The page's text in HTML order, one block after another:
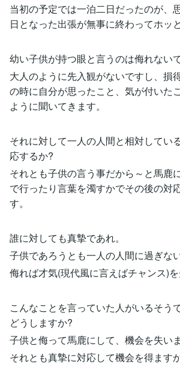
当初の予定では一泊二日だったのが、
日となった出張が無事に終わってホッ
幼い子供が持つ眼と言うのは侮れないで
大人のように先入観がないですし、損
の時に自分が思ったこと、気が付いた
ように聞いてきます。
それに対して一人の人間と相対してい
応するか?
それとも子供の言う事だから～と馬鹿
で行ったり言葉を濁すかでその後の対
す。
誰に対しても真摯であれ。
子供であろうとも一人の人間に過ぎない
侮れば才気(現代風に言えばチャンス)を
こんなことを言っていた人がいるそう
どうしますか?
子供と侮って馬鹿にして、機会を失い
それとも真摯に対応して機会を得ます